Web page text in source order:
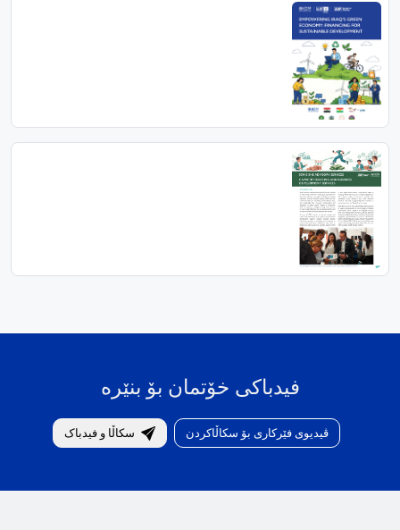
فیدباکی خۆتمان بۆ بنێرە
ڤیدیوی فێرکاری بۆ سکاڵاکردن سکاڵا و فیدباک